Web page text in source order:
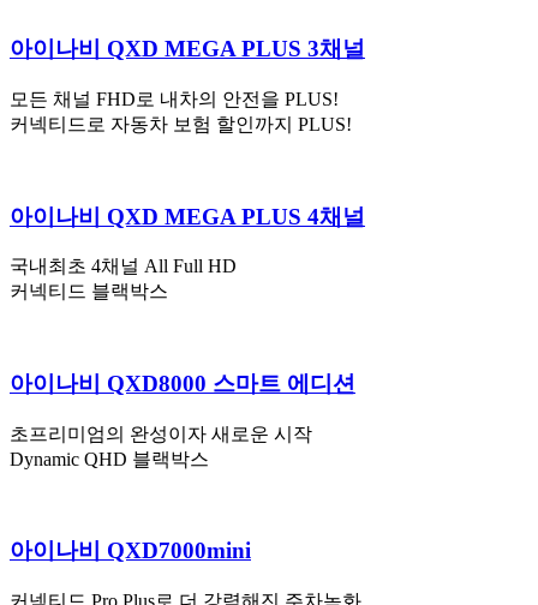
아이나비 QXD MEGA PLUS 3채널
모든 채널 FHD로 내차의 안전을 PLUS!
커넥티드로 자동차 보험 할인까지 PLUS!
아이나비 QXD MEGA PLUS 4채널
국내최초 4채널 All Full HD
커넥티드 블랙박스
아이나비 QXD8000 스마트 에디션
초프리미엄의 완성이자 새로운 시작
Dynamic QHD 블랙박스
아이나비 QXD7000mini